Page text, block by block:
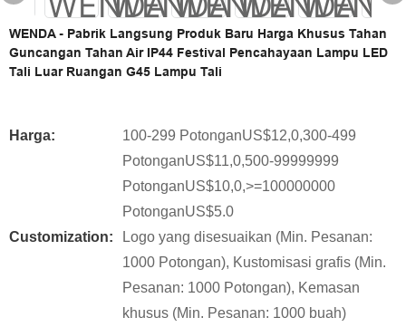
WENDA - Pabrik Langsung Produk Baru Harga Khusus Tahan
Guncangan Tahan Air IP44 Festival Pencahayaan Lampu LED
Tali Luar Ruangan G45 Lampu Tali
Harga:
100-299 PotonganUS$12,0,300-499
PotonganUS$11,0,500-99999999
PotonganUS$10,0,>=100000000
PotonganUS$5.0
Customization:
Logo yang disesuaikan (Min. Pesanan:
1000 Potongan), Kustomisasi grafis (Min.
Pesanan: 1000 Potongan), Kemasan
khusus (Min. Pesanan: 1000 buah)